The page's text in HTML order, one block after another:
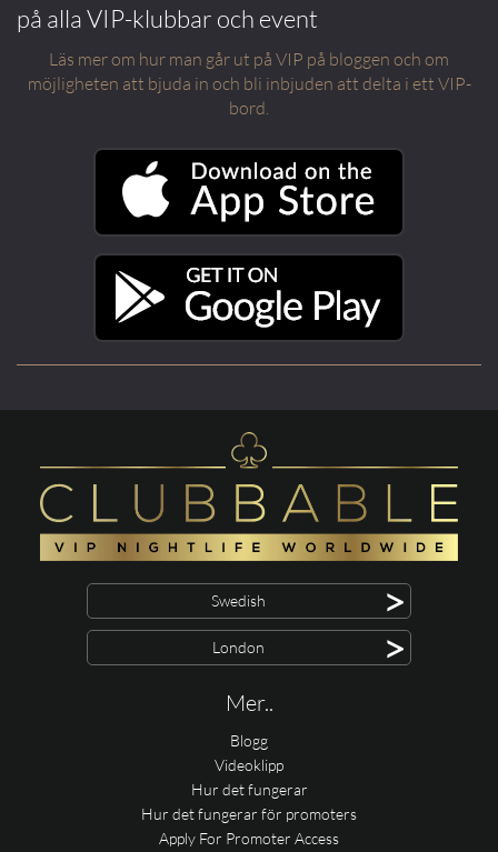
på alla VIP-klubbar och event
Läs mer om hur man går ut på VIP på bloggen och om
möjligheten att bjuda in och bli inbjuden att delta i ett VIP-
bord.
Swedish >
London >
Mer..
Blogg
Videoklipp
Hur det fungerar
Hur det fungerar för promoters
Apply For Promoter Access